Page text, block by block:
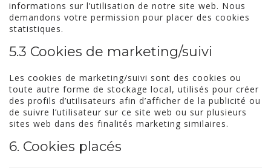
informations sur l’utilisation de notre site web. Nous
demandons votre permission pour placer des cookies
statistiques.
5.3 Cookies de marketing/suivi
Les cookies de marketing/suivi sont des cookies ou
toute autre forme de stockage local, utilisés pour créer
des profils d’utilisateurs afin d’afficher de la publicité ou
de suivre l’utilisateur sur ce site web ou sur plusieurs
sites web dans des finalités marketing similaires.
6. Cookies placés